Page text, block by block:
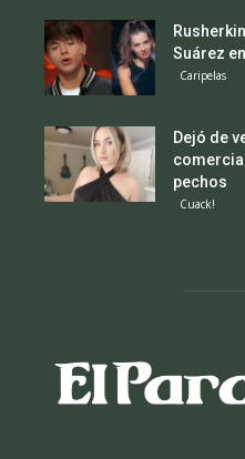
Suárez
Caripelas
Dejó de
pechos
Cuack!